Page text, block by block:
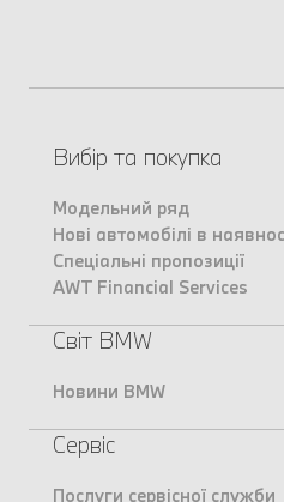
Вибір та покупка
Модельний ряд
Нові автомобілі в
Спеціальні пропозиції
AWT Financial Services
Світ BMW
Новини BMW
Сервіс
Послуги сервісної служби